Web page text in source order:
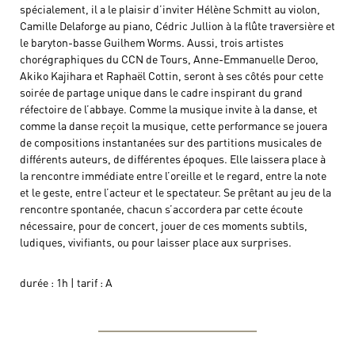
spécialement, il a le plaisir d’inviter Hélène Schmitt au violon,
Camille Delaforge au piano, Cédric Jullion à la flûte traversière et
le baryton-basse Guilhem Worms. Aussi, trois artistes
chorégraphiques du CCN de Tours, Anne-Emmanuelle Deroo,
Akiko Kajihara et Raphaël Cottin, seront à ses côtés pour cette
soirée de partage unique dans le cadre inspirant du grand
réfectoire de l’abbaye. Comme la musique invite à la danse, et
comme la danse reçoit la musique, cette performance se jouera
de compositions instantanées sur des partitions musicales de
différents auteurs, de différentes époques. Elle laissera place à
la rencontre immédiate entre l’oreille et le regard, entre la note
et le geste, entre l’acteur et le spectateur. Se prêtant au jeu de la
rencontre spontanée, chacun s’accordera par cette écoute
nécessaire, pour de concert, jouer de ces moments subtils,
ludiques, vivifiants, ou pour laisser place aux surprises.
durée : 1h | tarif : A